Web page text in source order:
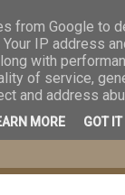
from Google to
IP address
with
of service,
and address
MORE GOT IT